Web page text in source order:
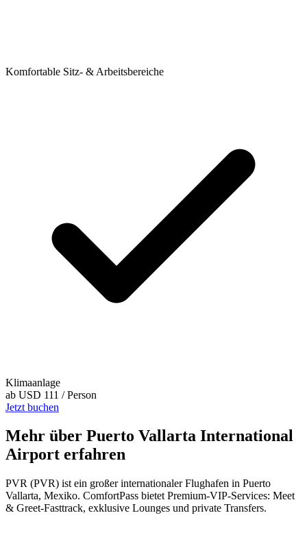
Komfortable Sitz- & Arbeitsbereiche
Klimaanlage
ab USD 111 / Person
Jetzt buchen
Mehr über Puerto Vallarta International
Airport erfahren
PVR (PVR) ist ein großer internationaler Flughafen in Puerto
Vallarta, Mexiko. ComfortPass bietet Premium-VIP-Services: Meet
& Greet-Fasttrack, exklusive Lounges und private Transfers.